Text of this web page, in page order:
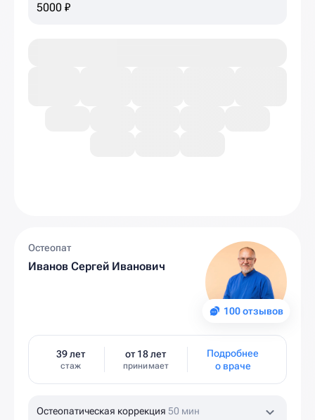
5000 ₽
100 отзывов
Остеопат
Иванов Сергей Иванович
39 лет
стаж
от 18 лет
принимает
Подробнее
о враче
Остеопатическая коррекция 50 мин